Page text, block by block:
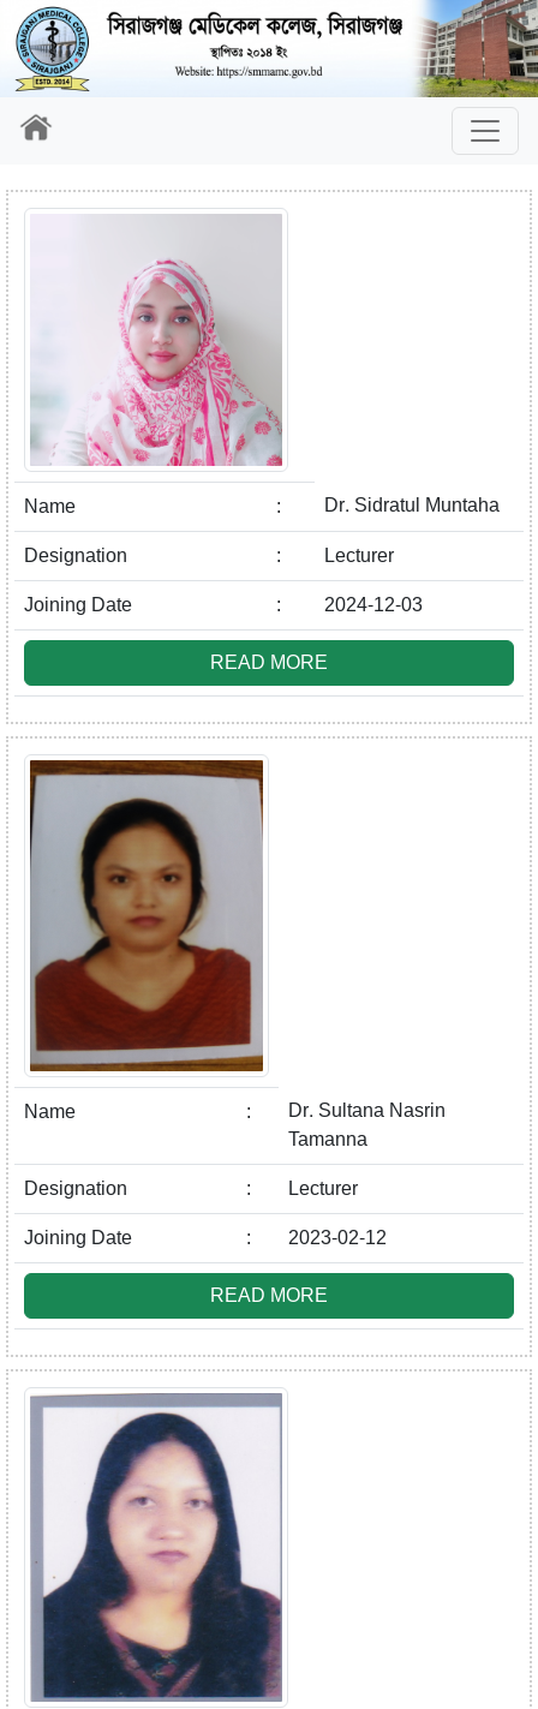
Name : Dr. Sidratul Muntaha
Designation : Lecturer
Joining Date : 2024-12-03
READ MORE
Name :
Dr. Sultana Nasrin
Tamanna
Designation : Lecturer
Joining Date : 2023-02-12
READ MORE